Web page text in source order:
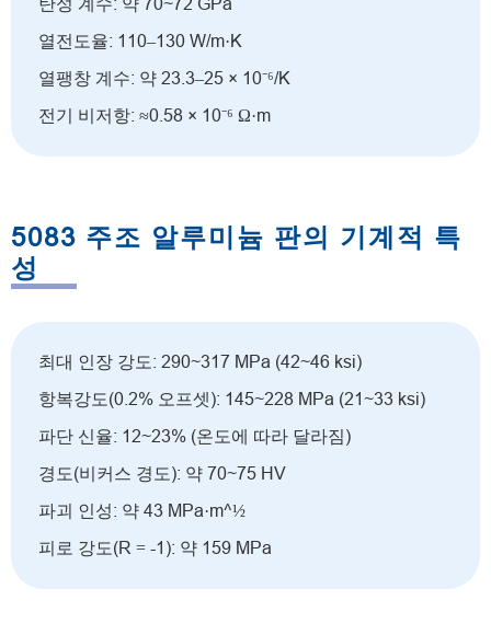
탄성 계수: 약 70~72 GPa
열전도율: 110–130 W/m·K
열팽창 계수: 약 23.3–25 × 10⁻⁶/K
전기 비저항: ≈0.58 × 10⁻⁶ Ω·m
5083 주조 알루미늄 판의 기계적 특
성
최대 인장 강도: 290~317 MPa (42~46 ksi)
항복강도(0.2% 오프셋): 145~228 MPa (21~33 ksi)
파단 신율: 12~23% (온도에 따라 달라짐)
경도(비커스 경도): 약 70~75 HV
파괴 인성: 약 43 MPa·m^½
피로 강도(R = -1): 약 159 MPa